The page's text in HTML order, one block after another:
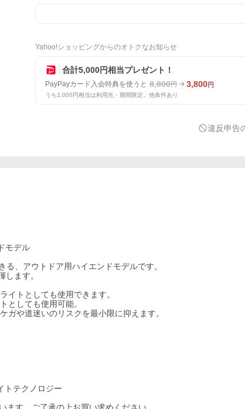
Yahoo!ショッピングからのオトクなお知らせ
合計5,000円相当プレゼント！
PayPayカード入会特典を使うと 8,800円 3,800円
うち2,000円相当は利用先・期間限定。他条件あり
違反申告
モデル
、アウトドア用ハイエンドモデルです。
ます。
イトとしても使用できます。
としても使用可能。
ガや道迷いのリスクを最小限に抑えます。
トテクノロジー